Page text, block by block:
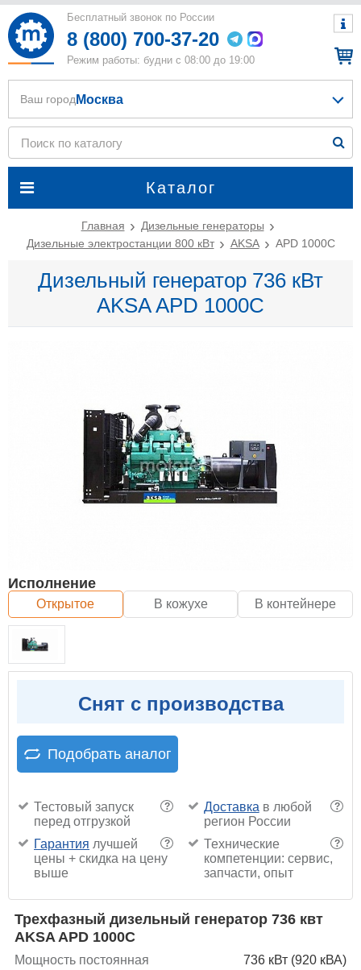
Бесплатный звонок по России
8 (800) 700-37-20
Режим работы: будни с 08:00 до 19:00
Каталог
Ваш город Москва
Главная
Дизельные генераторы
Дизельные электростанции 800 кВт
AKSA APD 1000C
Дизельный генератор 736 кВт
AKSA APD 1000C
Исполнение
Открытое В кожухе В контейнере
Снят с производства
Подобрать аналог
?
Тестовый запуск
перед отгрузкой
?
Доставка в любой
регион России
?
Гарантия лучшей
цены + скидка на цену
выше
?
Технические
компетенции: сервис,
запчасти, опыт
Трехфазный дизельный генератор 736 квт
AKSA APD 1000C
Мощность постоянная
736 кВт (920 кВА)